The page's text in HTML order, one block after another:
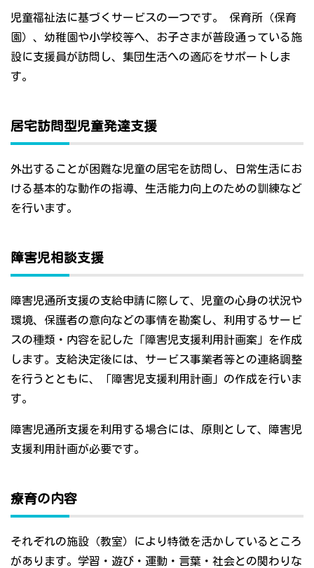
児童福祉法に基づくサービスの一つです。 保育所（保育
園）、幼稚園や小学校等へ、お子さまが普段通っている施
設に支援員が訪問し、集団生活への適応をサポートしま
す。
居宅訪問型児童発達支援
外出することが困難な児童の居宅を訪問し、日常生活にお
ける基本的な動作の指導、生活能力向上のための訓練など
を行います。
障害児相談支援
障害児通所支援の支給申請に際して、児童の心身の状況や
環境、保護者の意向などの事情を勘案し、利用するサービ
スの種類・内容を記した「障害児支援利用計画案」を作成
します。支給決定後には、サービス事業者等との連絡調整
を行うとともに、「障害児支援利用計画」の作成を行いま
す。
障害児通所支援を利用する場合には、原則として、障害児
支援利用計画が必要です。
療育の内容
それぞれの施設（教室）により特徴を活かしているところ
があります。学習・遊び・運動・言葉・社会との関わりな